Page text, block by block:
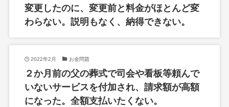
変更したのに、変更前と料金がほとんど変
わらない。説明もなく、納得できない。
2022年2月 お金問題
２か月前の父の葬式で司会や看板等頼んで
いないサービスを付加され、請求額が高額
になった。全額支払いたくない。